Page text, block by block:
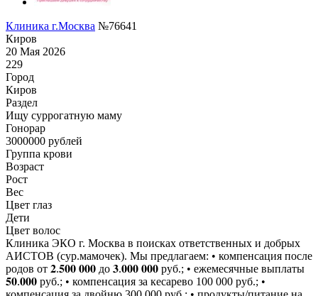
Клиника г.Москва №76641
Киров
20 Мая 2026
229
Город
Киров
Раздел
Ищу суррогатную маму
Гонoрар
3000000 рублей
Группа крови
Возраст
Рост
Вес
Цвет глаз
Дети
Цвет волос
Клиника ЭКО г. Москва в поисках ответственных и добрых
АИСТОВ (сур.мамочек). Мы предлагаем: • компенсация после
родов от 𝟐.𝟓𝟎𝟎 𝟎𝟎𝟎 до 𝟑.𝟎𝟎𝟎 𝟎𝟎𝟎 руб.; • ежемесячные выплаты
𝟓𝟎.𝟎𝟎𝟎 руб.; • компенсация за кесарево 100 000 руб.; •